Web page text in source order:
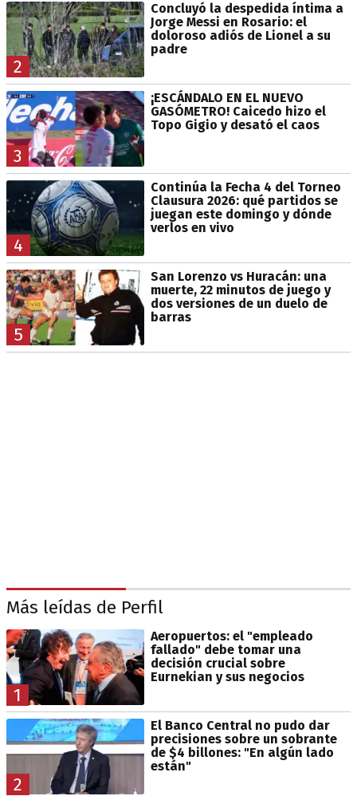
2
Concluyó la despedida íntima a
Jorge Messi en Rosario: el
doloroso adiós de Lionel a su
padre
3
¡ESCÁNDALO EN EL NUEVO
GASÓMETRO! Caicedo hizo el
Topo Gigio y desató el caos
4
Continúa la Fecha 4 del Torneo
Clausura 2026: qué partidos se
juegan este domingo y dónde
verlos en vivo
5
San Lorenzo vs Huracán: una
muerte, 22 minutos de juego y
dos versiones de un duelo de
barras
Más leídas de Perfil
1
Aeropuertos: el "empleado
fallado" debe tomar una
decisión crucial sobre
Eurnekian y sus negocios
2
El Banco Central no pudo dar
precisiones sobre un sobrante
de $4 billones: "En algún lado
están"